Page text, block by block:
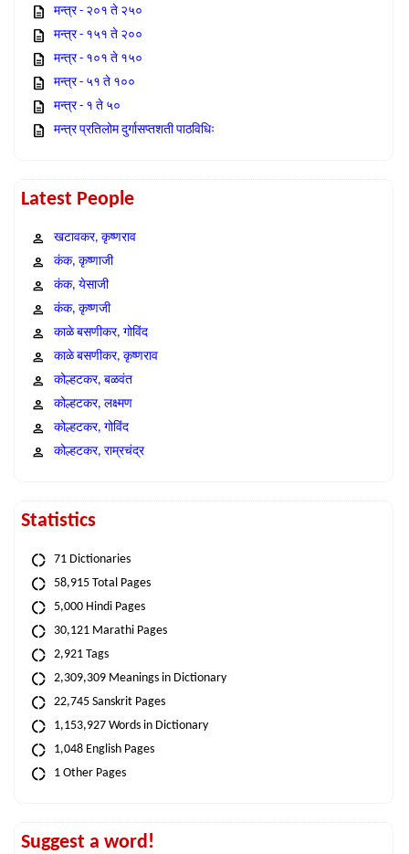
मन्त्र - २०१ ते २५०
मन्त्र - १५१ ते २००
मन्त्र - १०१ ते १५०
मन्त्र - ५१ ते १००
मन्त्र - १ ते ५०
मन्त्र प्रतिलोम दुर्गासप्तशती पाठविधिः
Latest People
खटावकर, कृष्णराव
कंक, कृष्णाजी
कंक, येसाजी
कंक, कृष्णजी
काळे बसणीकर, गोविंद
काळे बसणीकर, कृष्णराव
कोल्हटकर, बळवंत
कोल्हटकर, लक्ष्मण
कोल्हटकर, गोविंद
कोल्हटकर, राम्रचंद्र
Statistics
71 Dictionaries
58,915 Total Pages
5,000 Hindi Pages
30,121 Marathi Pages
2,921 Tags
2,309,309 Meanings in Dictionary
22,745 Sanskrit Pages
1,153,927 Words in Dictionary
1,048 English Pages
1 Other Pages
Suggest a word!